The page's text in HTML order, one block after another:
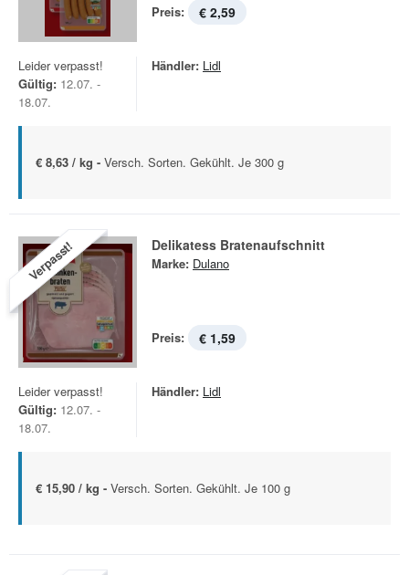
Preis: € 2,59
Leider verpasst!
Gültig: 12.07. -
18.07.
Händler: Lidl
€ 8,63 / kg - Versch. Sorten. Gekühlt. Je 300 g
Verpasst! Delikatess Bratenaufschnitt
Marke: Dulano
Preis: € 1,59
Leider verpasst!
Gültig: 12.07. -
18.07.
Händler: Lidl
€ 15,90 / kg - Versch. Sorten. Gekühlt. Je 100 g